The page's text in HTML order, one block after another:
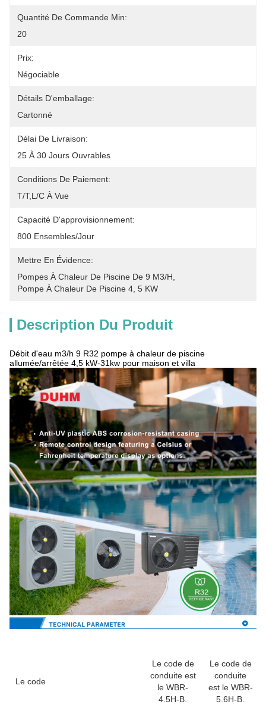
Quantité De Commande Min:
20
Prix:
Négociable
Détails D'emballage:
Cartonné
Délai De Livraison:
25 À 30 Jours Ouvrables
Conditions De Paiement:
T/T,L/C À Vue
Capacité D'approvisionnement:
800 Ensembles/jour
Mettre En Évidence:
Pompes À Chaleur De Piscine De 9 M3/h
Pompe À Chaleur De Piscine 4 5 KW
Description Du Produit
Débit d'eau m3/h 9 R32 pompe à chaleur de piscine
allumée/arrêtée 4,5 kW-31kw pour maison et villa
Le code
Le code de
conduite est
le WBR-
4.5H-B.
Le code de
conduite
est le WBR-
5.6H-B.